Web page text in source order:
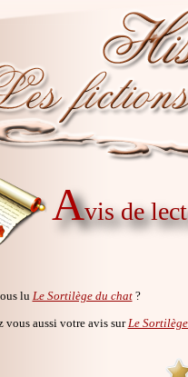
Avis de
lu Le Sortilège du chat?
vous aussi votre avis sur Le